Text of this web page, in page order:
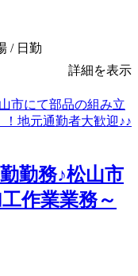
/ 日勤
詳細を表示
勤務♪松山市
作業業務～